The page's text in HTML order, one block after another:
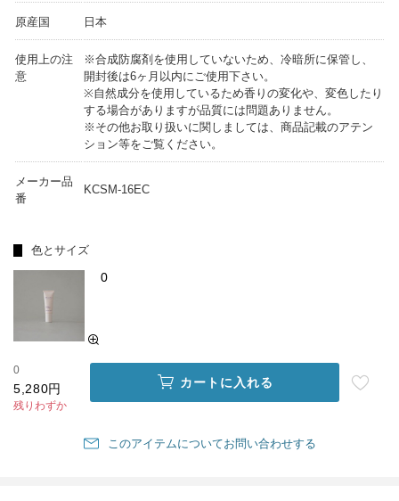
原産国 日本
使用上の注
意
※合成防腐剤を使用していないため、冷暗所に保管し、
開封後は6ヶ月以内にご使用下さい。
※自然成分を使用しているため香りの変化や、変色したり
する場合がありますが品質には問題ありません。
※その他お取り扱いに関しましては、商品記載のアテン
ション等をご覧ください。
メーカー品
番
KCSM-16EC
色とサイズ
0
0
5,280円
残りわずか
カートに入れる
このアイテムについてお問い合わせする